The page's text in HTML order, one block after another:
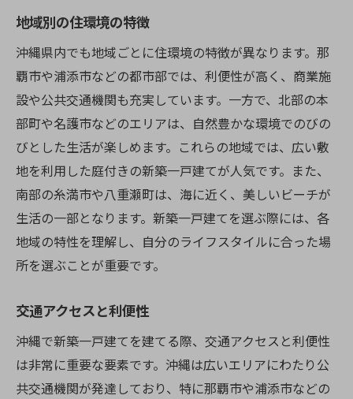
地域別の住環境の特徴
沖縄県内でも地域ごとに住環境の特徴が異なります。那
覇市や浦添市などの都市部では、利便性が高く、商業施
設や公共交通機関も充実しています。一方で、北部の本
部町や名護市などのエリアは、自然豊かな環境でのびの
びとした生活が楽しめます。これらの地域では、広い敷
地を利用した庭付きの新築一戸建てが人気です。また、
南部の糸満市や八重瀬町は、海に近く、美しいビーチが
生活の一部となります。新築一戸建てを選ぶ際には、各
地域の特性を理解し、自分のライフスタイルに合った場
所を選ぶことが重要です。
交通アクセスと利便性
沖縄で新築一戸建てを建てる際、交通アクセスと利便性
は非常に重要な要素です。沖縄は広いエリアにわたり公
共交通機関が発達しており、特に那覇市や浦添市などの